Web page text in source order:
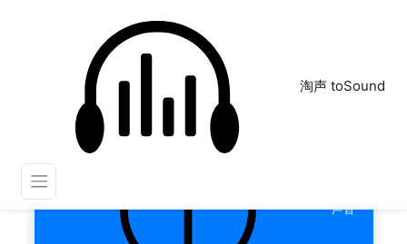
淘声 toSound
声音